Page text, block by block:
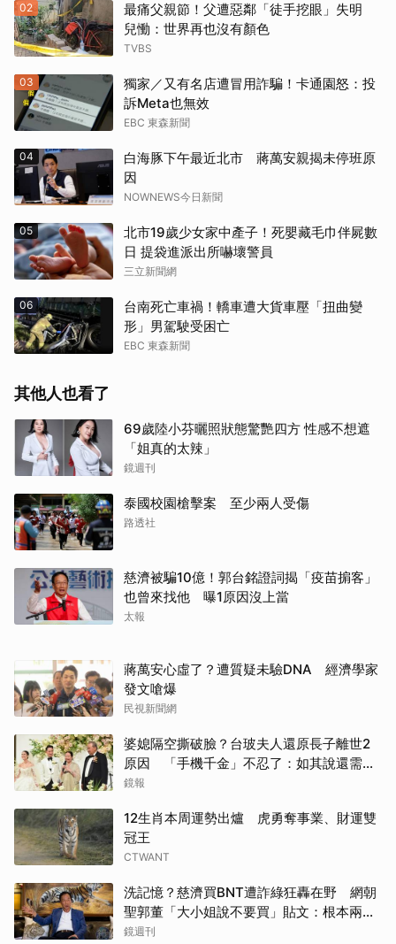
02
最痛父親節！父遭惡鄰「徒手挖眼」失明
兒慟：世界再也沒有顏色
TVBS
03
獨家／又有名店遭冒用詐騙！卡通園怒：投
訴Meta也無效
EBC 東森新聞
04
白海豚下午最近北市 蔣萬安親揭未停班原
因
NOWNEWS今日新聞
05
北市19歲少女家中產子！死嬰藏毛巾伴屍數
日 提袋進派出所嚇壞警員
三立新聞網
06
台南死亡車禍！轎車遭大貨車壓「扭曲變
形」男駕駛受困亡
EBC 東森新聞
其他人也看了
69歲陸小芬曬照狀態驚艷四方 性感不想遮
「姐真的太辣」
鏡週刊
泰國校園槍擊案 至少兩人受傷
路透社
慈濟被騙10億！郭台銘證詞揭「疫苗掮客」
也曾來找他 曝1原因沒上當
太報
蔣萬安心虛了？遭質疑未驗DNA 經濟學家
發文嗆爆
民視新聞網
婆媳隔空撕破臉？台玻夫人還原長子離世2
原因 「手機千金」不忍了：如其說還需要
離開嗎？
鏡報
12生肖本周運勢出爐 虎勇奪事業、財運雙
冠王
CTWANT
洗記憶？慈濟買BNT遭詐綠狂轟在野 網朝
聖郭董「大小姐說不要買」貼文：根本兩碼
事
鏡週刊